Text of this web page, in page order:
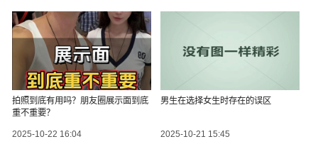
拍照到底有用吗？朋友圈展示面到底
重不重要？
2025-10-22 16:04
男生在选择女生时存在的误区
2025-10-21 15:45